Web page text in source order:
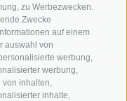
zu Werbezwecken.
Zwecke
auf einem
auswahl von
werbung,
werbung,
von inhalten,
inhalte,
in
Südtirol
Verleihe
Zum